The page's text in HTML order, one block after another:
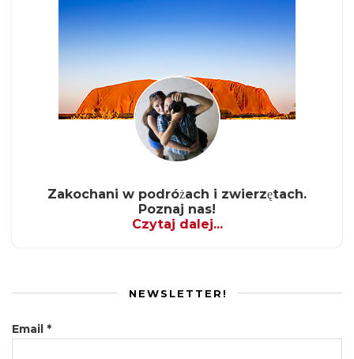
Zakochani w podróżach i zwierzętach.
Poznaj nas!
Czytaj dalej...
NEWSLETTER!
Email *